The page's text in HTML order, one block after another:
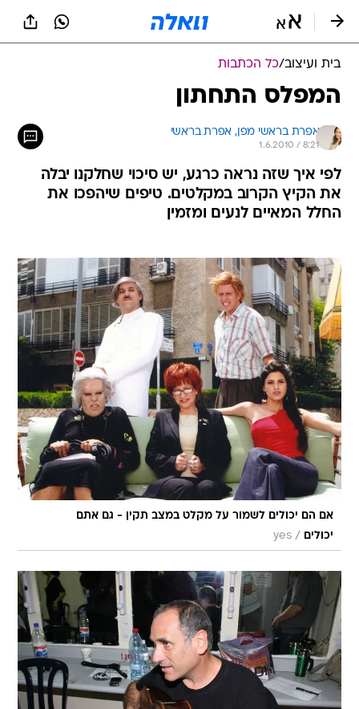
בית ועיצוב/כל הכתבות
המפלס התחתון
אפרת בראשי מפן, אפרת בראשי
1.6.2010 / 8:21
לפי איך שזה נראה כרגע, יש סיכוי שחלקנו יבלה
את הקיץ הקרוב במקלטים. טיפים שיהפכו את
החלל המאיים לנעים ומזמין
אם הם יכולים לשמור על מקלט במצב תקין - גם אתם
יכולים
/
yes